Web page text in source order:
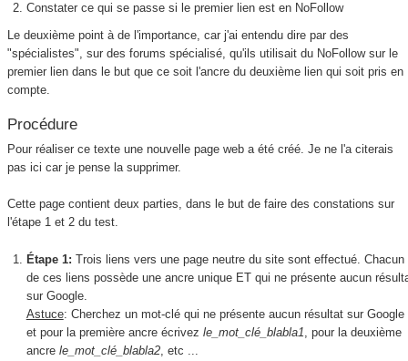
Constater ce qui se passe si le premier lien est en NoFollow
Le deuxième point à de l'importance, car j'ai entendu dire par des
"spécialistes", sur des forums spécialisé, qu'ils utilisait du NoFollow sur le
premier lien dans le but que ce soit l'ancre du deuxième lien qui soit pris en
compte.
Procédure
Pour réaliser ce texte une nouvelle page web a été créé. Je ne l'a citerais
pas ici car je pense la supprimer.
Cette page contient deux parties, dans le but de faire des constations sur
l'étape 1 et 2 du test.
Étape 1: Trois liens vers une page neutre du site sont effectué. Chacun
de ces liens possède une ancre unique ET qui ne présente aucun
sur Google.
Astuce: Cherchez un mot-clé qui ne présente aucun résultat sur Google
et pour la première ancre écrivez le_mot_clé_blabla1 , pour la deuxième
ancre le_mot_clé_blabla2, etc ...